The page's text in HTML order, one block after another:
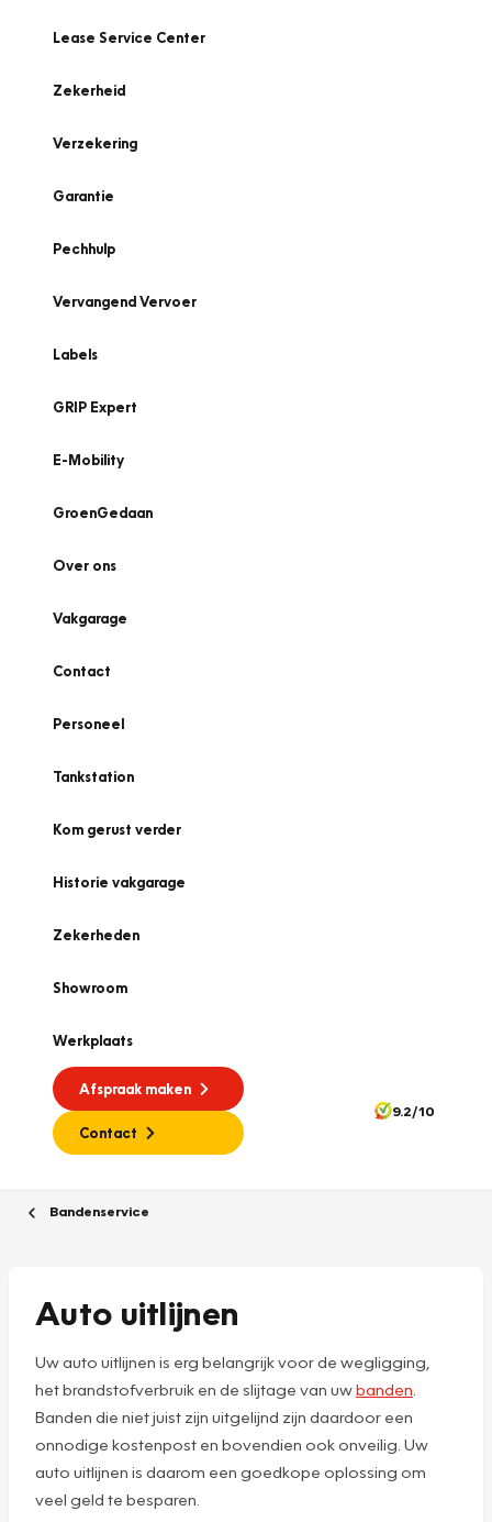
Lease Service Center
Zekerheid
Verzekering
Garantie
Pechhulp
Vervangend Vervoer
Labels
GRIP Expert
E-Mobility
GroenGedaan
Over ons
Vakgarage
Contact
Personeel
Tankstation
Kom gerust verder
Historie vakgarage
Zekerheden
Showroom
Werkplaats
Afspraak maken
Contact
9.2/10
Bandenservice
Auto uitlijnen
Uw auto uitlijnen is erg belangrijk voor de wegligging,
het brandstofverbruik en de slijtage van uwbanden
Banden die niet juist zijn uitgelijnd zijn daardoor een
onnodige kostenpost en bovendien ook onveilig. Uw
auto uitlijnen is daarom een goedkope oplossing om
veel geld te besparen.